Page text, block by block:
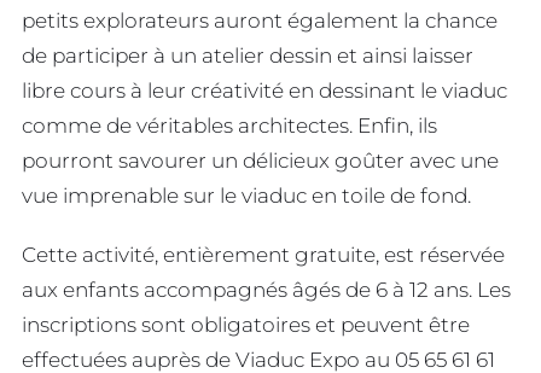
petits explorateurs auront également la chance
de participer à un atelier dessin et ainsi laisser
libre cours à leur créativité en dessinant le viaduc
comme de véritables architectes. Enfin, ils
pourront savourer un délicieux goûter avec une
vue imprenable sur le viaduc en toile de fond.
Cette activité, entièrement gratuite, est réservée
aux enfants accompagnés âgés de 6 à 12 ans. Les
inscriptions sont obligatoires et peuvent être
effectuées auprès de Viaduc Expo au 05 65 61 61